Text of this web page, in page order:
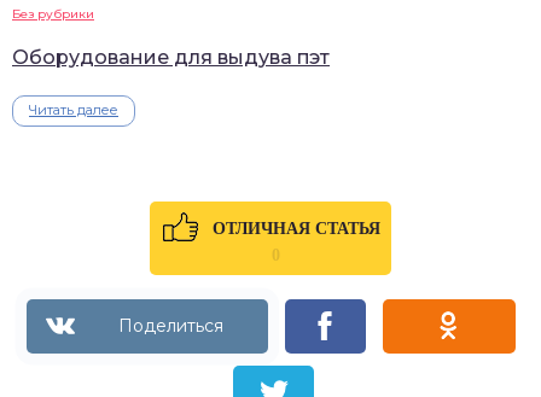
Без рубрики
Оборудование для выдува пэт
Читать далее
ОТЛИЧНАЯ СТАТЬЯ
0